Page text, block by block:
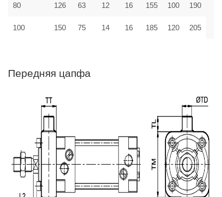
80 126 63 12 16 155 100 190
100 150 75 14 16 185 120 205
Передняя цапфа